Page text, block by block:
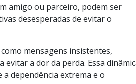
amigo ou parceiro, podem ser
desesperadas de evitar o
mensagens insistentes,
a dor da perda. Essa
dependência extrema e o